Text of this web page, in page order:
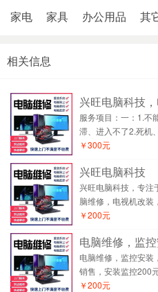
家电
家具 办公用品 其
相关信息
兴旺电脑科技
服务项目：一：1.不
滞、进入不了2.死机
￥300元
兴旺电脑科技
兴旺电脑科技，专注
脑维修，电视机改装
￥200元
电脑维修，监
电脑维修，监控安装
销售，安装监控200
￥200元